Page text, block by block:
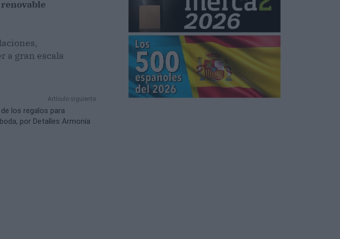
a gran escala
Artículo siguiente
los regalos para
por Detalles Armonía